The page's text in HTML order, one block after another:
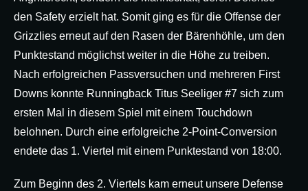
den Safety erzielt hat. Somit ging es für die Offense der
Grizzlies erneut auf den Rasen der Bärenhöhle, um den
Punktestand möglichst weiter in die Höhe zu treiben.
Nach erfolgreichen Passversuchen und mehreren First
Downs konnte Runningback Titus Seeliger #7 sich zum
ersten Mal in diesem Spiel mit einem Touchdown
belohnen. Durch eine erfolgreiche 2-Point-Conversion
endete das 1. Viertel mit einem Punktestand von 18:00.
Zum Beginn des 2. Viertels kam erneut unsere Defense